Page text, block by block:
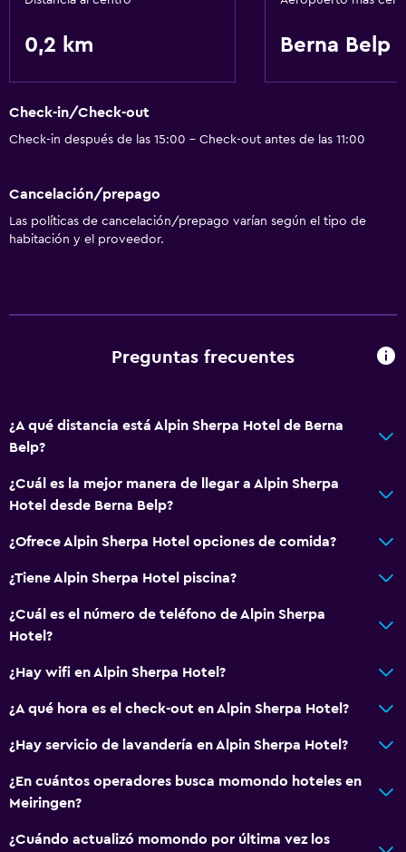
Piscina y spa
Accesibilidad y adecuación
Tienda de regalos
Lavandería
Servicios de lavandería/tintorería
Ideal para familias
Parque infantil
0,2 km Berna Belp
Check-in/Check-out
Check-in después de las 15:00 - Check-out antes de las 11:00
Cancelación/prepago
Las políticas de cancelación/prepago varían según el tipo de
habitación y el proveedor.
Preguntas frecuentes
¿A qué distancia está Alpin Sherpa Hotel de Berna
Belp?
¿Cuál es la mejor manera de llegar a Alpin Sherpa
Hotel desde Berna Belp?
¿Ofrece Alpin Sherpa Hotel opciones de comida?
¿Tiene Alpin Sherpa Hotel piscina?
¿Cuál es el número de teléfono de Alpin Sherpa
Hotel?
¿Hay wifi en Alpin Sherpa Hotel?
¿A qué hora es el check-out en Alpin Sherpa Hotel?
¿Hay servicio de lavandería en Alpin Sherpa Hotel?
¿En cuántos operadores busca momondo hoteles en
Meiringen?
¿Cuándo actualizó momondo por última vez los